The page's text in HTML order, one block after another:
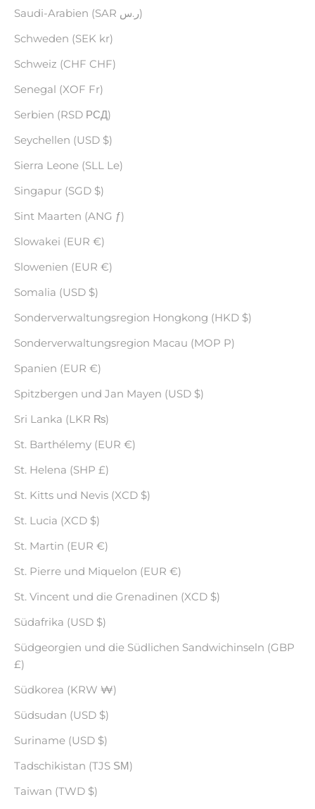
Saudi-Arabien (SAR ر.س)
Schweden (SEK kr)
Schweiz (CHF CHF)
Senegal (XOF Fr)
Serbien (RSD РСД)
Seychellen (USD $)
Sierra Leone (SLL Le)
Singapur (SGD $)
Sint Maarten (ANG ƒ)
Slowakei (EUR €)
Slowenien (EUR €)
Somalia (USD $)
Sonderverwaltungsregion Hongkong (HKD $)
Sonderverwaltungsregion Macau (MOP P)
Spanien (EUR €)
Spitzbergen und Jan Mayen (USD $)
Sri Lanka (LKR ₨)
St. Barthélemy (EUR €)
St. Helena (SHP £)
St. Kitts und Nevis (XCD $)
St. Lucia (XCD $)
St. Martin (EUR €)
St. Pierre und Miquelon (EUR €)
St. Vincent und die Grenadinen (XCD $)
Südafrika (USD $)
Südgeorgien und die Südlichen Sandwichinseln (GBP
£)
Südkorea (KRW ₩)
Südsudan (USD $)
Suriname (USD $)
Tadschikistan (TJS ЅМ)
Taiwan (TWD $)